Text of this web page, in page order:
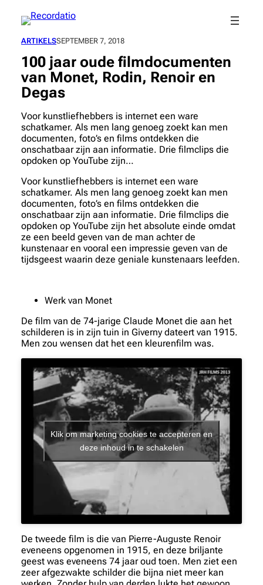
naar
inhoudARTIKELSSEPTEMBER 7, 2018
100 jaar oude filmdocumenten
van Monet, Rodin, Renoir en
Degas
Voor kunstliefhebbers is internet een ware
schatkamer. Als men lang genoeg zoekt kan men
documenten, foto’s en films ontdekken die
onschatbaar zijn aan informatie. Drie filmclips die
opdoken op YouTube zijn…
Voor kunstliefhebbers is internet een ware
schatkamer. Als men lang genoeg zoekt kan men
documenten, foto’s en films ontdekken die
onschatbaar zijn aan informatie. Drie filmclips die
opdoken op YouTube zijn het absolute einde omdat
ze een beeld geven van de man achter de
kunstenaar en vooral een impressie geven van de
tijdsgeest waarin deze geniale kunstenaars leefden.
Werk van Monet
De film van de 74-jarige Claude Monet die aan het
schilderen is in zijn tuin in Giverny dateert van 1915.
Men zou wensen dat het een kleurenfilm was.
Klik om marketing cookies te accepteren en
deze inhoud in te schakelen
De tweede film is die van Pierre-Auguste Renoir
eveneens opgenomen in 1915, en deze briljante
geest was eveneens 74 jaar oud toen. Men ziet een
zeer afgezwakte schilder die bijna niet meer kan